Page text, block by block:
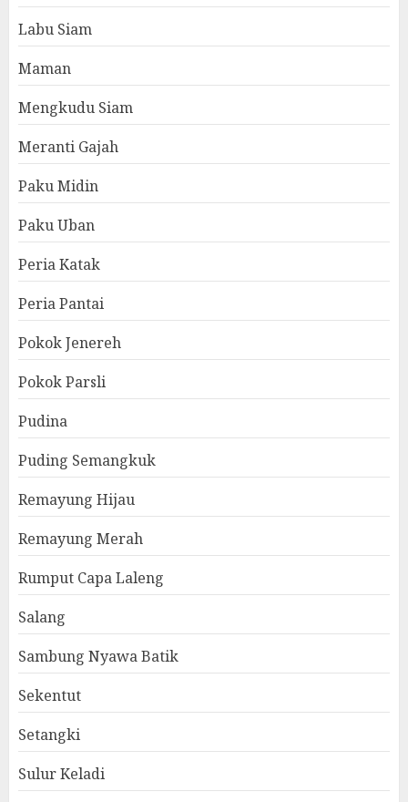
Labu Siam
Maman
Mengkudu Siam
Meranti Gajah
Paku Midin
Paku Uban
Peria Katak
Peria Pantai
Pokok Jenereh
Pokok Parsli
Pudina
Puding Semangkuk
Remayung Hijau
Remayung Merah
Rumput Capa Laleng
Salang
Sambung Nyawa Batik
Sekentut
Setangki
Sulur Keladi